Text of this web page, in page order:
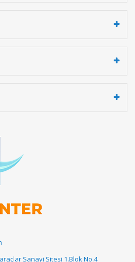
Sanayi Sitesi 1.Blok No.4